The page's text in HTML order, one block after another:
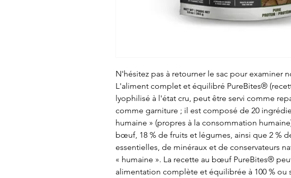
N'hésitez pas à retourner le sac pour examiner
L'aliment complet et équilibré PureBites®
lyophilisé à l'état cru, peut être servi comme
comme garniture ; il est composé de 20
humaine » (propres à la consommation
bœuf, 18 % de fruits et légumes, ainsi que 2 %
essentielles, de minéraux et de conservateurs
« humaine ». La recette au bœuf PureBites®
alimentation complète et équilibrée à 100 % ou